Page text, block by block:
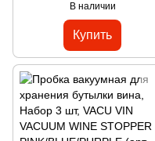
В наличии
Купить